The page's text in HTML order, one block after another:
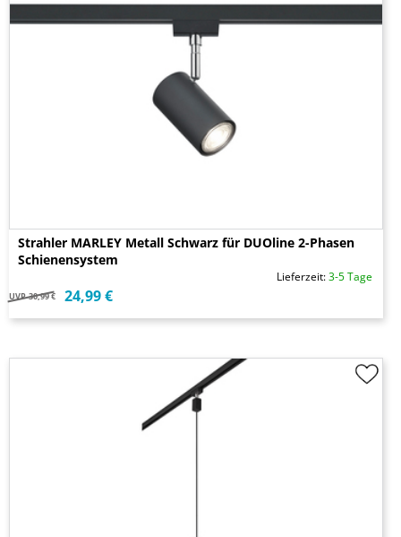
Strahler MARLEY Metall Schwarz für DUOline 2-Phasen
Schienensystem
Lieferzeit:3-5 Tage
UVP 30,99 € 24,99 €